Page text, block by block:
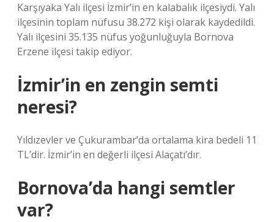
Karşıyaka Yalı ilçesi İzmir’in en kalabalık ilçesiydi. Yalı
ilçesinin toplam nüfusu 38.272 kişi olarak kaydedildi.
Yalı ilçesini 35.135 nüfus yoğunluğuyla Bornova
Erzene ilçesi takip ediyor.
İzmir’in en zengin semti
neresi?
Yıldızevler ve Çukurambar’da ortalama kira bedeli 11
TL’dir. İzmir’in en değerli ilçesi Alaçatı’dır.
Bornova’da hangi semtler
var?